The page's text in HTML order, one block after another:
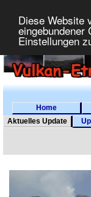
Diese Website
eingebundener
Einstellungen
Home
Aktuelles Update